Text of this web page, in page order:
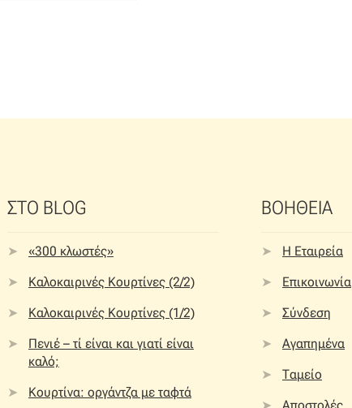
ΣΤΟ BLOG
«300 κλωστές»
Καλοκαιρινές Κουρτίνες (2/2)
Καλοκαιρινές Κουρτίνες (1/2)
Πενιέ – τί είναι και γιατί είναι
καλό;
Κουρτίνα: οργάντζα με ταφτά
ΒΟΗΘΕΙΑ
Η Εταιρεία
Επικοινωνία
Σύνδεση
Αγαπημένα
Ταμείο